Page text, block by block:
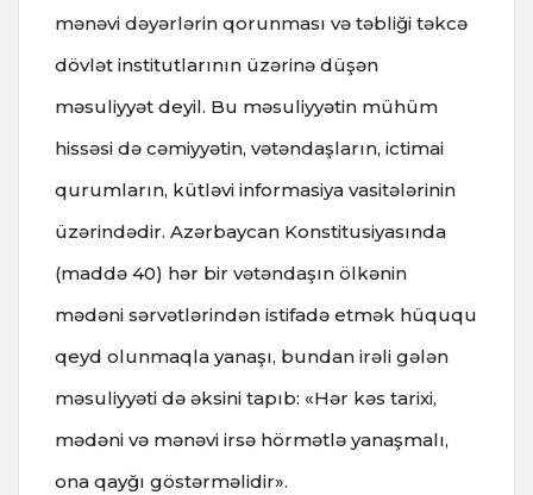
mənəvi dəyərlərin qorunması və təbliği təkcə
dövlət institutlarının üzərinə düşən
məsuliyyət deyil. Bu məsuliyyətin mühüm
hissəsi də cəmiyyətin, vətəndaşların, ictimai
qurumların, kütləvi informasiya vasitələrinin
üzərindədir. Azərbaycan Konstitusiyasında
(maddə 40) hər bir vətəndaşın ölkənin
mədəni sərvətlərindən istifadə etmək hüququ
qeyd olunmaqla yanaşı, bundan irəli gələn
məsuliyyəti də əksini tapıb: «Hər kəs tarixi,
mədəni və mənəvi irsə hörmətlə yanaşmalı,
ona qayğı göstərməlidir».